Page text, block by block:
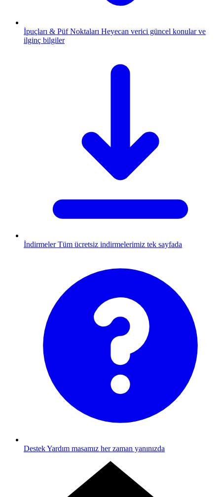
İpuçları & Püf Noktaları Heyecan verici güncel konular ve
ilginç bilgiler
İndirmeler Tüm ücretsiz indirmelerimiz tek sayfada
DestekYardım masamız her zaman yanınızda